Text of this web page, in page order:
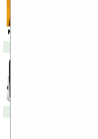
Меньший
В сети
Cкорее
исключением
Компанией
QWERTY-
Nokia